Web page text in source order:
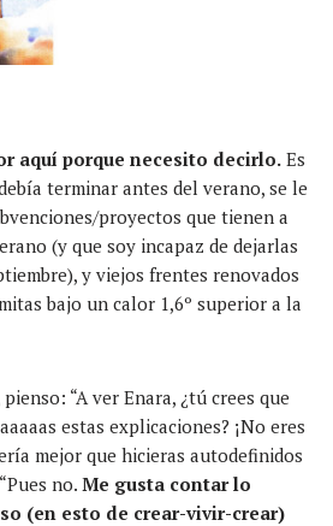
aquí porque necesito decirlo. Es
terminar antes del verano, se le
proyectos que tienen a
(y que soy incapaz de dejarlas
y viejos frentes renovados
bajo un calor 1,6º superior a la
“A ver Enara, ¿tú crees que
estas explicaciones? ¡No eres
mejor que hicieras autodefinidos
no. Me gusta contar lo
(en esto de crear-vivir-crear)